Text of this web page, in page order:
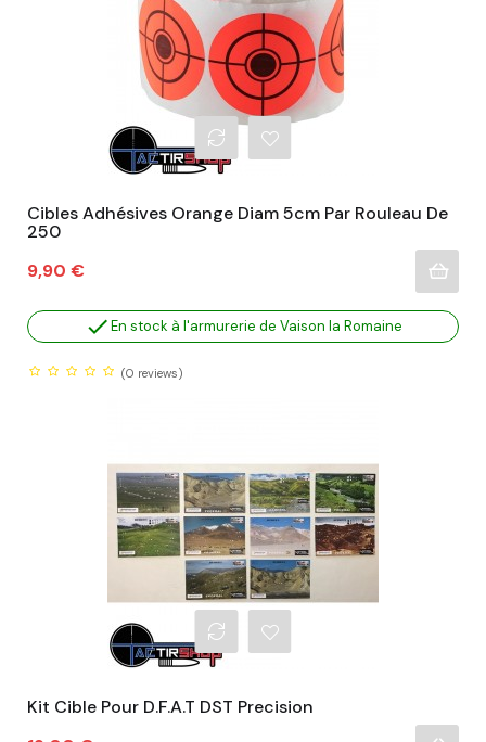
Cibles Adhésives Orange Diam 5cm Par Rouleau De
250
Prix
9,90 €
En stock à l'armurerie de Vaison la Romaine
(0 reviews)
Kit Cible Pour D.F.A.T DST Precision